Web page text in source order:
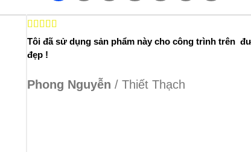
Tôi đã sử dụng sản phẩm này cho công trình trên
đẹp !
Phong Nguyễn / Thiết Thạch